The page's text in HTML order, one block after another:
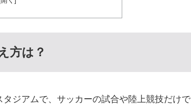
方は？
ジアムで、サッカーの試合や陸上競技だけで